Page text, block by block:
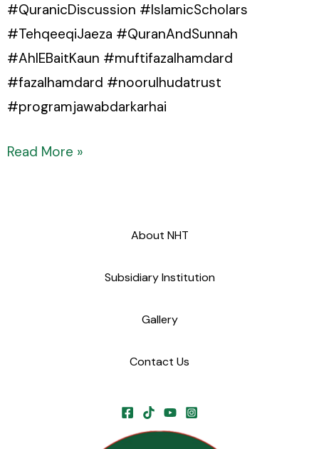
#QuranicDiscussion #IslamicScholars
#TehqeeqiJaeza #QuranAndSunnah
#AhlEBaitKaun #muftifazalhamdard
#fazalhamdard #noorulhudatrust
#programjawabdarkarhai
Read More »
About NHT
Subsidiary Institution
Gallery
Contact Us